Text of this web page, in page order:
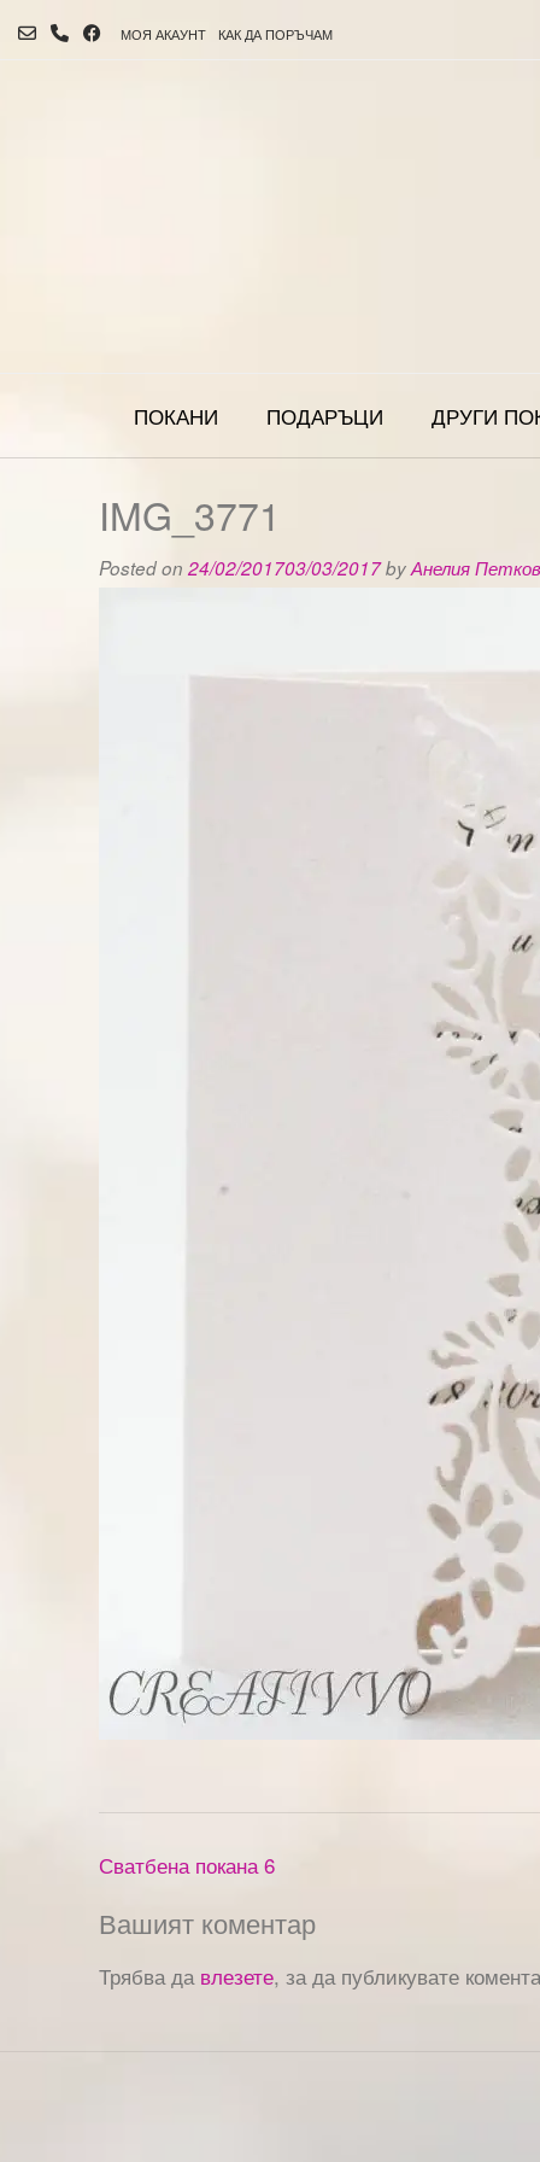
МОЯ АКАУНТ КАК ДА ПОРЪЧАМ
ПОКАНИ ПОДАРЪЦИ ДРУГИ
IMG_3771
Posted on 24/02/201703/03/2017byАнелия
Сватбена покана 6
Вашият коментар
Трябва да влезете, за да публикувате